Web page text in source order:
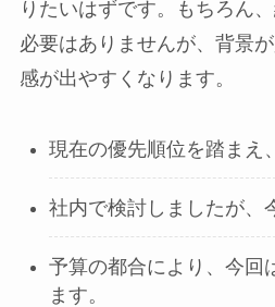
りたいはずです。もちろん
必要はありませんが、背景
感が出やすくなります。
現在の優先順位を踏まえ
社内で検討しましたが、
予算の都合により、今回
ます。